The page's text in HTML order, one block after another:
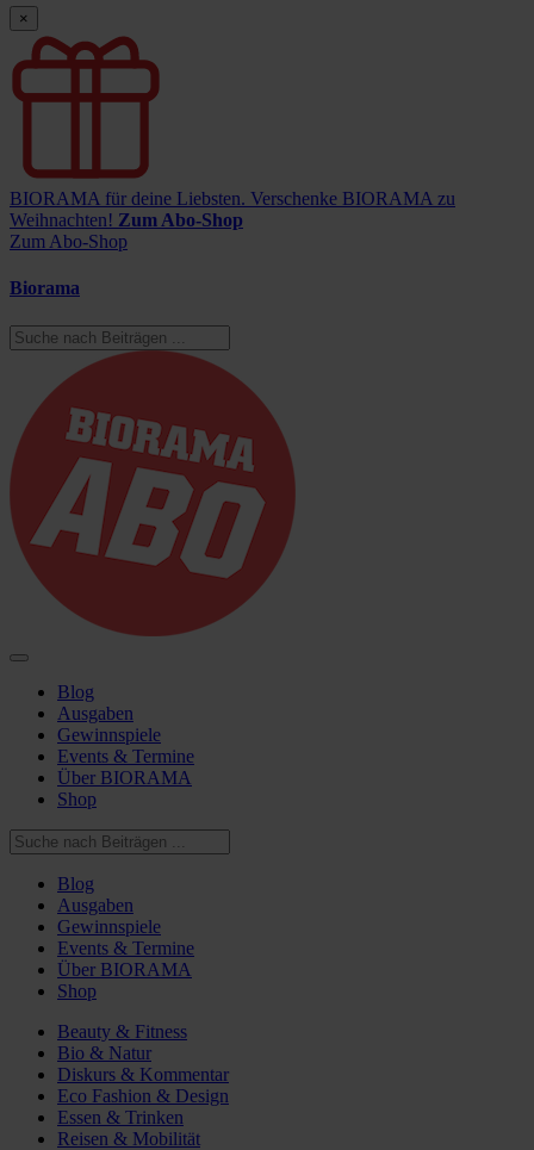
×
BIORAMA für deine Liebsten. Verschenke BIORAMA zu
Weihnachten! Zum Abo-Shop
Zum Abo-Shop
Biorama
Blog
Ausgaben
Gewinnspiele
Events & Termine
Über BIORAMA
Shop
Blog
Ausgaben
Gewinnspiele
Events & Termine
Über BIORAMA
Shop
Beauty & Fitness
Bio & Natur
Diskurs & Kommentar
Eco Fashion & Design
Essen & Trinken
Reisen & Mobilität